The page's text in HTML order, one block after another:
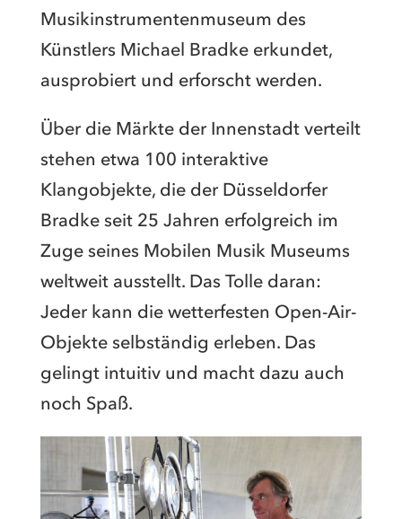
Musikinstrumentenmuseum des
Künstlers Michael Bradke erkundet,
ausprobiert und erforscht werden.
Über die Märkte der Innenstadt verteilt
stehen etwa 100 interaktive
Klangobjekte, die der Düsseldorfer
Bradke seit 25 Jahren erfolgreich im
Zuge seines Mobilen Musik Museums
weltweit ausstellt. Das Tolle daran:
Jeder kann die wetterfesten Open-Air-
Objekte selbständig erleben. Das
gelingt intuitiv und macht dazu auch
noch Spaß.